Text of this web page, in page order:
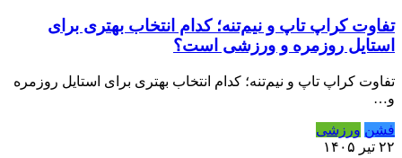
تفاوت کراپ تاپ و نیم‌تنه؛ کدام انتخاب بهتری برای
استایل روزمره و ورزشی است؟
تفاوت کراپ تاپ و نیم‌تنه؛ کدام انتخاب بهتری برای استایل روزمره
و…
فشن ورزشی
۲۲ تیر ۱۴۰۵